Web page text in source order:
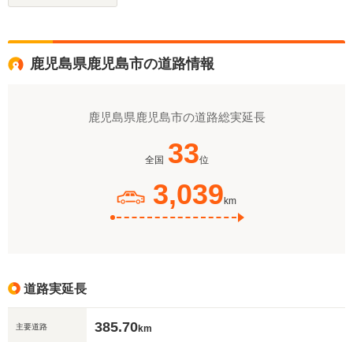
鹿児島県鹿児島市の道路情報
鹿児島県鹿児島市の道路総実延長
全国 33位
3,039 km
道路実延長
主要道路 385.70km